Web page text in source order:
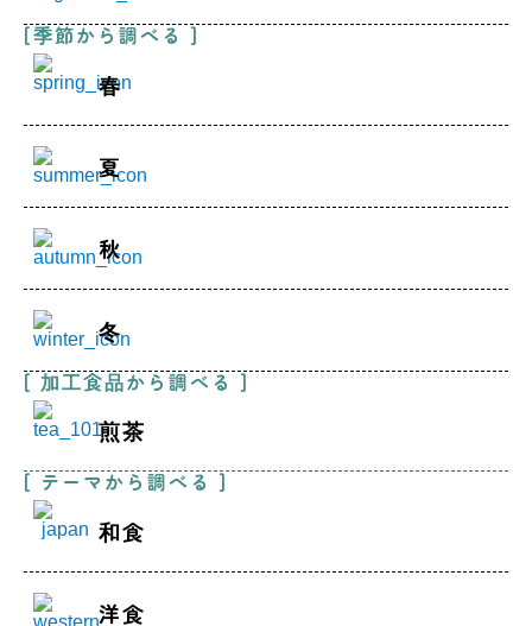
[季節から調べる ]
春
夏
秋
冬
[ 加工食品から調べる ]
煎茶
[ テーマから調べる ]
和食
洋食